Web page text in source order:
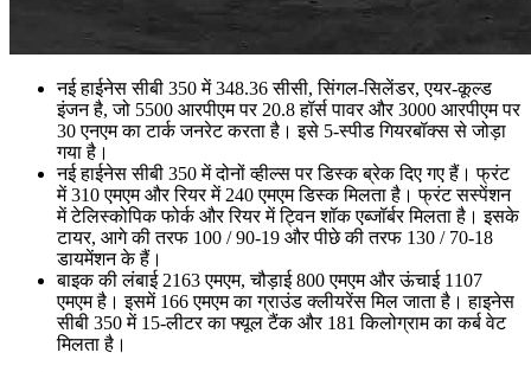
नई हाईनेस सीबी 350 में 348.36 सीसी, सिंगल-सिलेंडर, एयर-कूल्ड
इंजन है, जो 5500 आरपीएम पर 20.8 हॉर्स पावर और 3000 आरपीएम पर
30 एनएम का टार्क जनरेट करता है। इसे 5-स्पीड गियरबॉक्स से जोड़ा
गया है।
नई हाईनेस सीबी 350 में दोनों व्हील्स पर डिस्क ब्रेक दिए गए हैं। फ्रंट
में 310 एमएम और रियर में 240 एमएम डिस्क मिलता है। फ्रंट सस्पेंशन
में टेलिस्कोपिक फोर्क और रियर में ट्विन शॉक एब्जॉर्बर मिलता है। इसके
टायर, आगे की तरफ 100 / 90-19 और पीछे की तरफ 130 / 70-18
डायमेंशन के हैं।
बाइक की लंबाई 2163 एमएम, चौड़ाई 800 एमएम और ऊंचाई 1107
एमएम है। इसमें 166 एमएम का ग्राउंड क्लीयरेंस मिल जाता है। हाइनेस
सीबी 350 में 15-लीटर का फ्यूल टैंक और 181 किलोग्राम का कर्ब वेट
मिलता है।